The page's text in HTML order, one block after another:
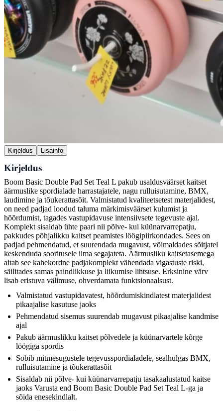
Kirjeldus Lisainfo
Kirjeldus
Boom Basic Double Pad Set Teal L pakub usaldusväärset kaitset
äärmuslike spordialade harrastajatele, nagu rulluisutamine, BMX,
laudimine ja tõukerattasõit. Valmistatud kvaliteetsetest materjalidest,
on need padjad loodud taluma märkimisväärset kulumist ja
hõõrdumist, tagades vastupidavuse intensiivsete tegevuste ajal.
Komplekt sisaldab ühte paari nii põlve- kui küünarvarrepatju,
pakkudes põhjalikku kaitset peamistes löögipiirkondades. Sees on
padjad pehmendatud, et suurendada mugavust, võimaldades sõitjatel
keskenduda sooritusele ilma segajateta. Äärmusliku kaitsetasemega
aitab see kahekordne padjakomplekt vähendada vigastuste riski,
säilitades samas paindlikkuse ja liikumise lihtsuse. Erksinine värv
lisab eristuva välimuse, ohverdamata funktsionaalsust.
Valmistatud vastupidavatest, hõõrdumiskindlatest materjalidest
pikaajalise kasutuse jaoks
Pehmendatud sisemus suurendab mugavust pikaajalise kandmise
ajal
Pakub äärmuslikku kaitset põlvedele ja küünarvartele kõrge
löögiga spordis
Sobib mitmesugustele tegevusspordialadele, sealhulgas BMX,
rulluisutamine ja tõukerattasõit
Sisaldab nii põlve- kui küünarvarrepatju tasakaalustatud kaitse
jaoks Varusta end Boom Basic Double Pad Set Teal L-ga ja
sõida enesekindlalt.